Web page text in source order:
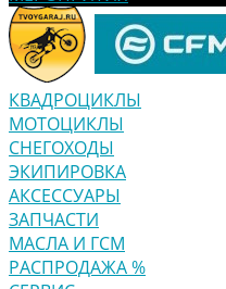
КВАДРОЦИКЛЫ
МОТОЦИКЛЫ
СНЕГОХОДЫ
ЭКИПИРОВКА
АКСЕССУАРЫ
ЗАПЧАСТИ
МАСЛА И ГСМ
РАСПРОДАЖА %